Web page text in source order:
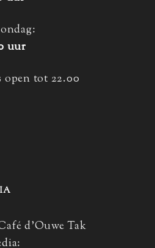
uur
open tot 22.00
d’Ouwe Tak